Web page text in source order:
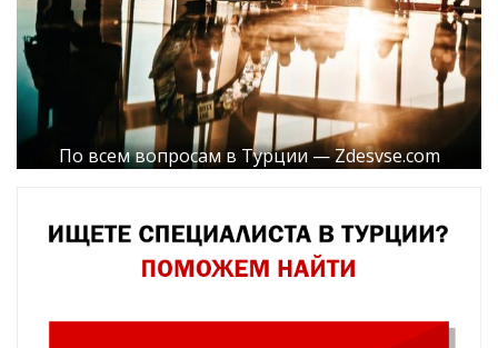
По всем вопросам в Турции — Zdesvse.com